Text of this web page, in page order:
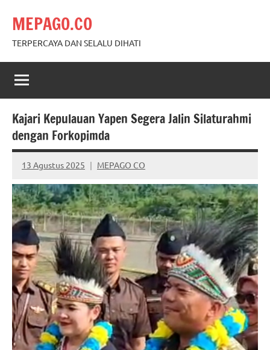
content
MEPAGO.CO
TERPERCAYA DAN SELALU DIHATI
Kajari Kepulauan Yapen Segera Jalin Silaturahmi
dengan Forkopimda
13 Agustus 2025 MEPAGO CO
No
comments